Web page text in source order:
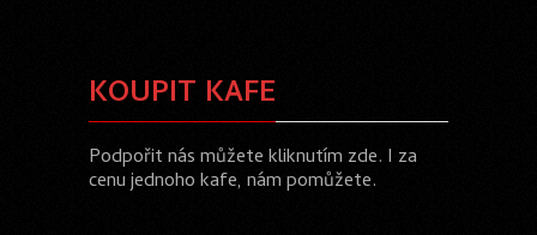
KOUPIT KAFE
Podpořit nás můžete kliknutím zde. I za
cenu jednoho kafe, nám pomůžete.